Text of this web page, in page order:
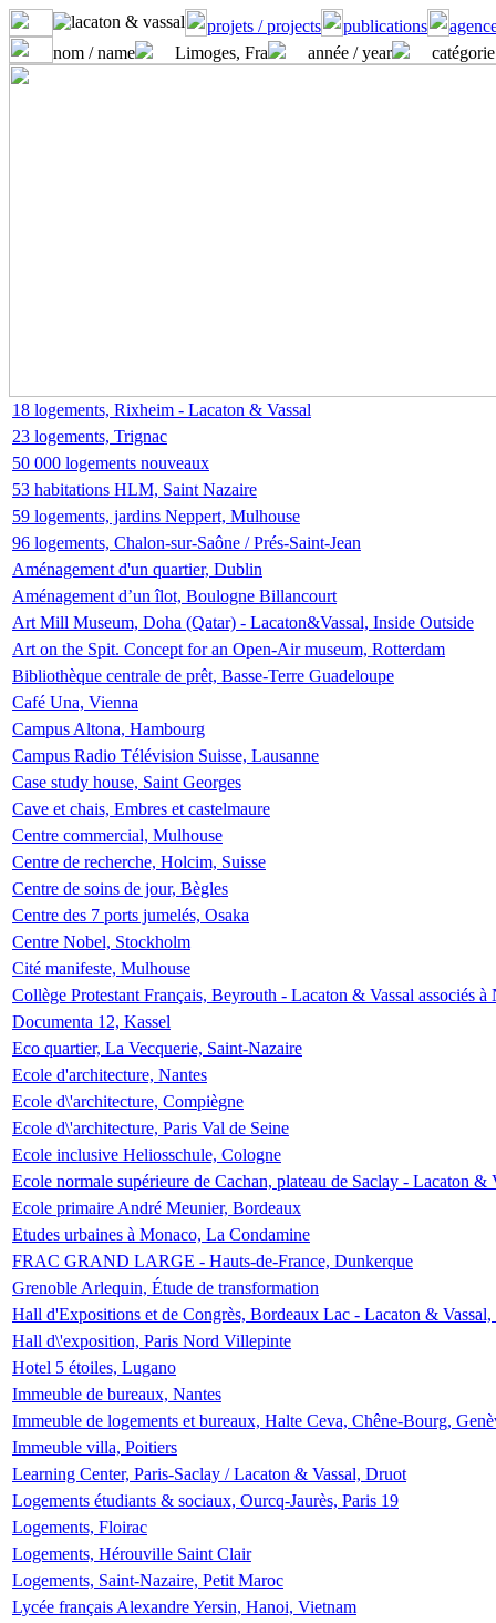
projets / projects publications
nom / name
Limoges, Fra année / year
18 logements, Rixheim - Lacaton & Vassal
23 logements, Trignac
50 000 logements nouveaux
53 habitations HLM, Saint Nazaire
59 logements, jardins Neppert, Mulhouse
96 logements, Chalon-sur-Saône / Prés-Saint-Jean
Aménagement d'un quartier, Dublin
Aménagement d’un îlot, Boulogne Billancourt
Art Mill Museum, Doha (Qatar) - Lacaton&Vassal, Inside Outside
Art on the Spit. Concept for an Open-Air museum, Rotterdam
Bibliothèque centrale de prêt, Basse-Terre Guadeloupe
Café Una, Vienna
Campus Altona, Hambourg
Campus Radio Télévision Suisse, Lausanne
Case study house, Saint Georges
Cave et chais, Embres et castelmaure
Centre commercial, Mulhouse
Centre de recherche, Holcim, Suisse
Centre de soins de jour, Bègles
Centre des 7 ports jumelés, Osaka
Centre Nobel, Stockholm
Cité manifeste, Mulhouse
Collège Protestant Français, Beyrouth - Lacaton & Vassal associés
Documenta 12, Kassel
Eco quartier, La Vecquerie, Saint-Nazaire
Ecole d'architecture, Nantes
Ecole d\'architecture, Compiègne
Ecole d\'architecture, Paris Val de Seine
Ecole inclusive Heliosschule, Cologne
Ecole normale supérieure de Cachan, plateau de Saclay - Lacaton &
Ecole primaire André Meunier, Bordeaux
Etudes urbaines à Monaco, La Condamine
FRAC GRAND LARGE - Hauts-de-France, Dunkerque
Grenoble Arlequin, Étude de transformation
Hall d'Expositions et de Congrès, Bordeaux Lac - Lacaton &
Hall d\'exposition, Paris Nord Villepinte
Hotel 5 étoiles, Lugano
Immeuble de bureaux, Nantes
Immeuble de logements et bureaux, Halte Ceva, Chêne-Bourg,
Immeuble villa, Poitiers
Learning Center, Paris-Saclay / Lacaton & Vassal, Druot
Logements étudiants & sociaux, Ourcq-Jaurès, Paris 19
Logements, Floirac
Logements, Hérouville Saint Clair
Logements, Saint-Nazaire, Petit Maroc
Lycée français Alexandre Yersin, Hanoi, Vietnam